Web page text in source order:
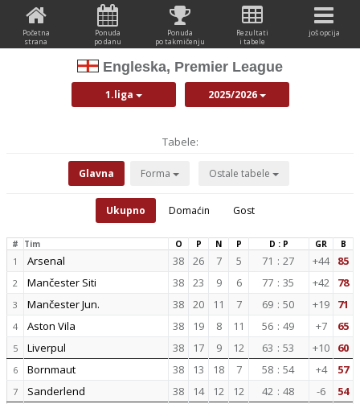
Početna
strana
Ponuda
po danu
Ponuda
po takmičenju
Rezultati
i tabele
još opcija
Engleska, Premier League
1.liga 2025/2026
Tabele:
Glavna Forma Ostale tabele
Ukupno Domaćin Gost
# Tim O P N P D : P GR B
1 Arsenal 38 26 7 5 71 : 27 +44 85
2 Mančester Siti 38 23 9 6 77 : 35 +42 78
3 Mančester Jun. 38 20 11 7 69 : 50 +19 71
4 Aston Vila 38 19 8 11 56 : 49 +7 65
5 Liverpul 38 17 9 12 63 : 53 +10 60
6 Bornmaut 38 13 18 7 58 : 54 +4 57
7 Sanderlend 38 14 12 12 42 : 48 -6 54